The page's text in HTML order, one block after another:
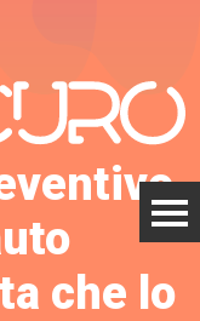
che lo